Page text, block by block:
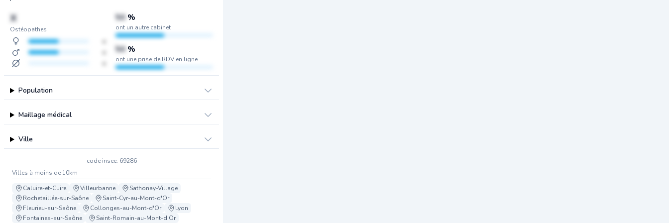
X
Ostéopathes
50 %
ont un autre cabinet
50 %
ont une prise de RDV en ligne
Population
Maillage médical
Ville
code insee: 69286
Villes à moins de 10km
Caluire-et-Cuire
Villeurbanne
Sathonay-Village
Rochetaillée-sur-Saône
Saint-Cyr-au-Mont-d'Or
Fleurieu-sur-Saône
Collonges-au-Mont-d'Or
Lyon
Fontaines-sur-Saône
Saint-Romain-au-Mont-d'Or